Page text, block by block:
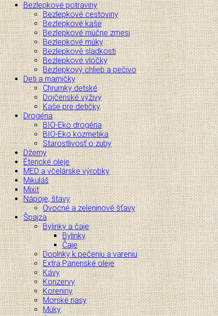
Bezlepkové potraviny
Bezlepkové cestoviny
Bezlepkové kaše
Bezlepkové múčne zmesi
Bezlepkové múky
Bezlepkové sladkosti
Bezlepkové vločky
Bezlepkový chlieb a pečivo
Deti a mamičky
Chrumky detské
Dojčenské výživy
Kaše pre detičky
Drogéria
BIO-Eko drogéria
BIO-Eko kozmetika
Starostlivosť o zuby
Džemy
Éterické oleje
MED a včelárske výrobky
Mikuláš
Mixit
Nápoje, štavy
Ovocné a zeleninové šťavy
Špajza
Bylinky a čaje
Bylinky
Čaje
Doplnky k pečeniu a vareniu
Extra Panenské oleje
Kávy
Konzervy
Koreniny
Morské riasy
Múky